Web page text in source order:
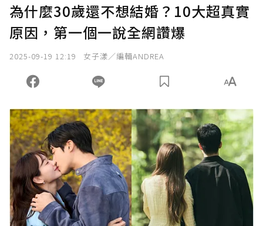
為什麼30歲還不想結婚？10大超真實
原因，第一個一說全網讚爆
2025-09-19 12:19 女子漾／編輯ANDREA